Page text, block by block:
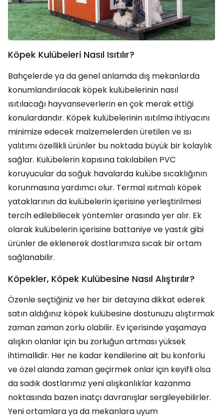
Köpek Kulübeleri Nasıl Isıtılır?
Bahçelerde ya da genel anlamda dış mekanlarda
konumlandırılacak köpek kulübelerinin nasıl
ısıtılacağı hayvanseverlerin en çok merak ettiği
konulardandır. Köpek kulübelerinin ısıtılma ihtiyacını
minimize edecek malzemelerden üretilen ve ısı
yalıtımı özellikli ürünler bu noktada büyük bir kolaylık
sağlar. Kulübelerin kapısına takılabilen PVC
koruyucular da soğuk havalarda kulübe sıcaklığının
korunmasına yardımcı olur. Termal ısıtmalı köpek
yataklarının da kulübelerin içerisine yerleştirilmesi
tercih edilebilecek yöntemler arasında yer alır. Ek
olarak kulübelerin içerisine battaniye ve yastık gibi
ürünler de eklenerek dostlarımıza sıcak bir ortam
sağlanabilir.
Köpekler, Köpek Kulübesine Nasıl Alıştırılır?
Özenle seçtiğiniz ve her bir detayına dikkat ederek
satın aldığınız köpek kulübesine dostunuzu alıştırmak
zaman zaman zorlu olabilir. Ev içerisinde yaşamaya
alışkın olanlar için bu zorluğun artması yüksek
ihtimallidir. Her ne kadar kendilerine ait bu konforlu
ve özel alanda zaman geçirmek onlar için keyifli olsa
da sadık dostlarımız yeni alışkanlıklar kazanma
noktasında bazen inatçı davranışlar sergileyebilirler.
Yeni ortamlara ya da mekanlara uyum